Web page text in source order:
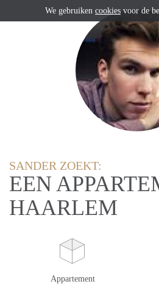
SANDER ZOEKT:
EEN
HAARLEM
Appartement
We gebruiken cookies voor de